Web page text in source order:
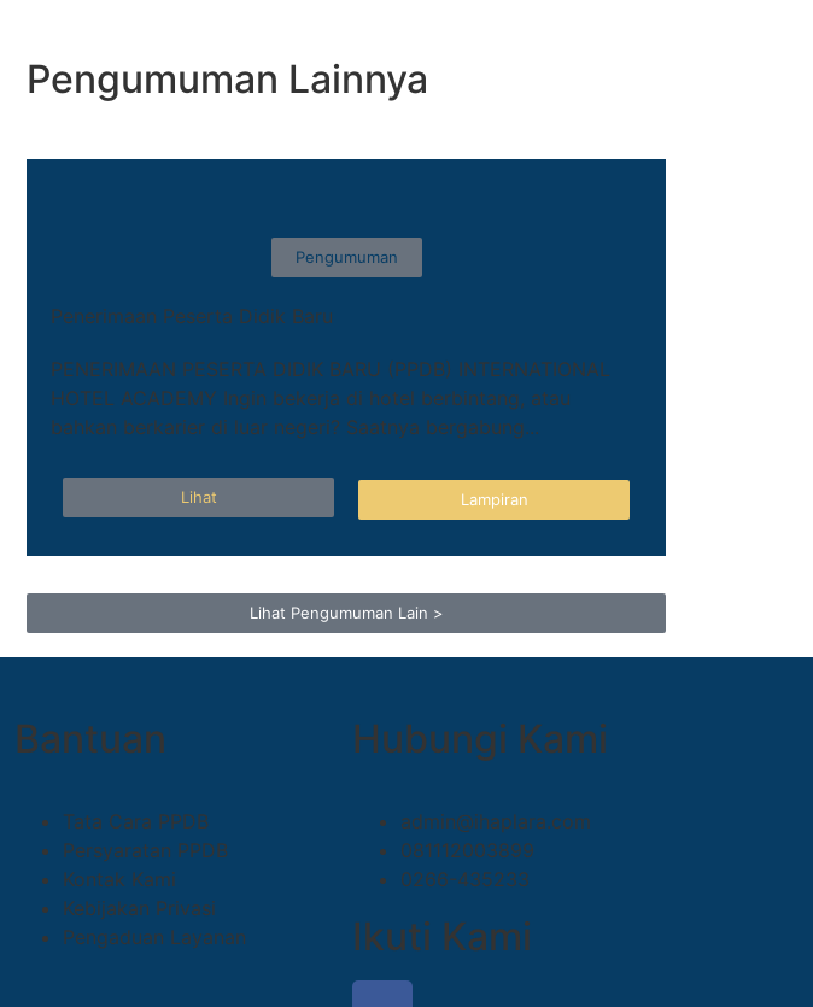
Pengumuman Lainnya
Pengumuman
Penerimaan Peserta Didik Baru
PENERIMAAN PESERTA DIDIK BARU (PPDB) INTERNATIONAL
HOTEL ACADEMY Ingin bekerja di hotel berbintang, atau
bahkan berkarier di luar negeri? Saatnya bergabung...
Lihat Lampiran
Lihat Pengumuman Lain >
Bantuan
Tata Cara PPDB
Persyaratan PPDB
Kontak Kami
Kebijakan Privasi
Pengaduan Layanan
Hubungi Kami
admin@ihaplara.com
081112003899
0266-435233
Ikuti Kami